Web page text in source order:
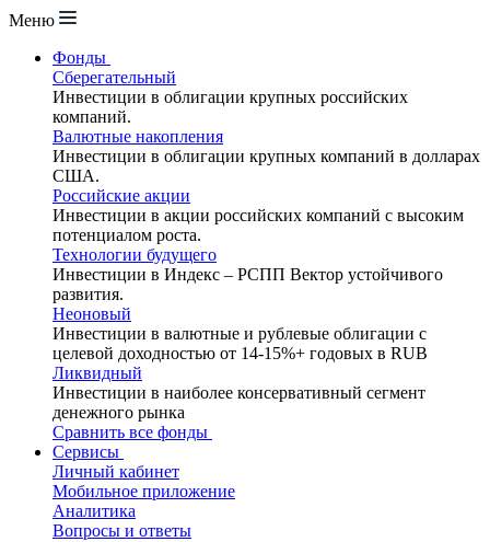
Меню
Фонды
Сберегательный
Инвестиции в облигации крупных российских
компаний.
Валютные накопления
Инвестиции в облигации крупных компаний в долларах
США.
Российские акции
Инвестиции в акции российских компаний с высоким
потенциалом роста.
Технологии будущего
Инвестиции в Индекс – РСПП Вектор устойчивого
развития.
Неоновый
Инвестиции в валютные и рублевые облигации с
целевой доходностью от 14-15%+ годовых в RUB
Ликвидный
Инвестиции в наиболее консервативный сегмент
денежного рынка
Сравнить все фонды
Сервисы
Личный кабинет
Мобильное приложение
Аналитика
Вопросы и ответы